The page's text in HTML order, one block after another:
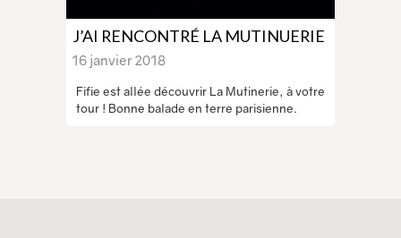
J’AI RENCONTRÉ LA MUTINUERIE
16 janvier 2018
Fifie est allée découvrir La Mutinerie, à votre
tour ! Bonne balade en terre parisienne.